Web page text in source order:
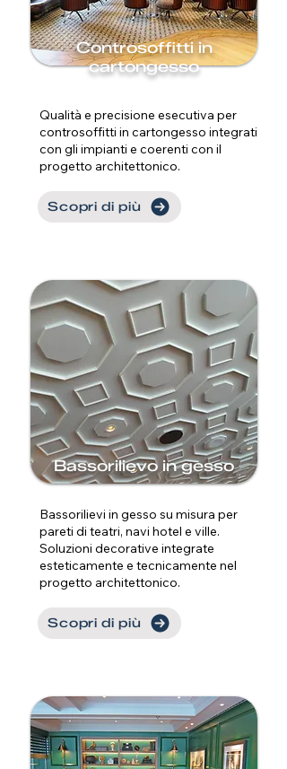
Controsoffitti in
cartongesso
Qualità e precisione esecutiva per
controsoffitti in cartongesso integrati
con gli impianti e coerenti con il
progetto architettonico.
Scopri di più
Bassorilievo in gesso
Bassorilievi in gesso su misura per
pareti di teatri, navi hotel e ville.
Soluzioni decorative integrate
esteticamente e tecnicamente nel
progetto architettonico.
Scopri di più